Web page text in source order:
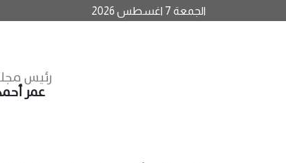
الجمعة 7 اغسطس 2026
رئيس
عمر